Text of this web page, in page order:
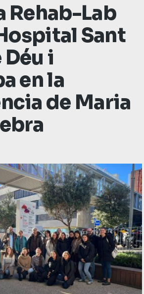
Rehab-Lab
Sant
i
en la
de Maria